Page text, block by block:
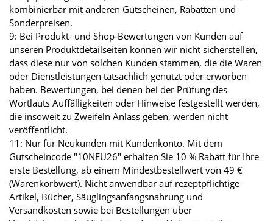
kombinierbar mit anderen Gutscheinen, Rabatten und
Sonderpreisen.
9: Bei Produkt- und Shop-Bewertungen von Kunden auf
unseren Produktdetailseiten können wir nicht sicherstellen,
dass diese nur von solchen Kunden stammen, die die Waren
oder Dienstleistungen tatsächlich genutzt oder erworben
haben. Bewertungen, bei denen bei der Prüfung des
Wortlauts Auffälligkeiten oder Hinweise festgestellt werden,
die insoweit zu Zweifeln Anlass geben, werden nicht
veröffentlicht.
11: Nur für Neukunden mit Kundenkonto. Mit dem
Gutscheincode "10NEU26" erhalten Sie 10 % Rabatt für Ihre
erste Bestellung, ab einem Mindestbestellwert von 49 €
(Warenkorbwert). Nicht anwendbar auf rezeptpflichtige
Artikel, Bücher, Säuglingsanfangsnahrung und
Versandkosten sowie bei Bestellungen über